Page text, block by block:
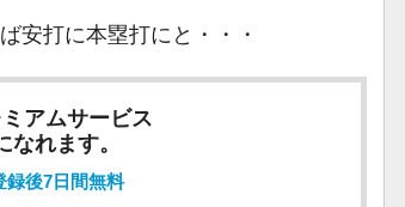
打に本塁打にと・・・
アムサービス
なれます。
録後7日間無料